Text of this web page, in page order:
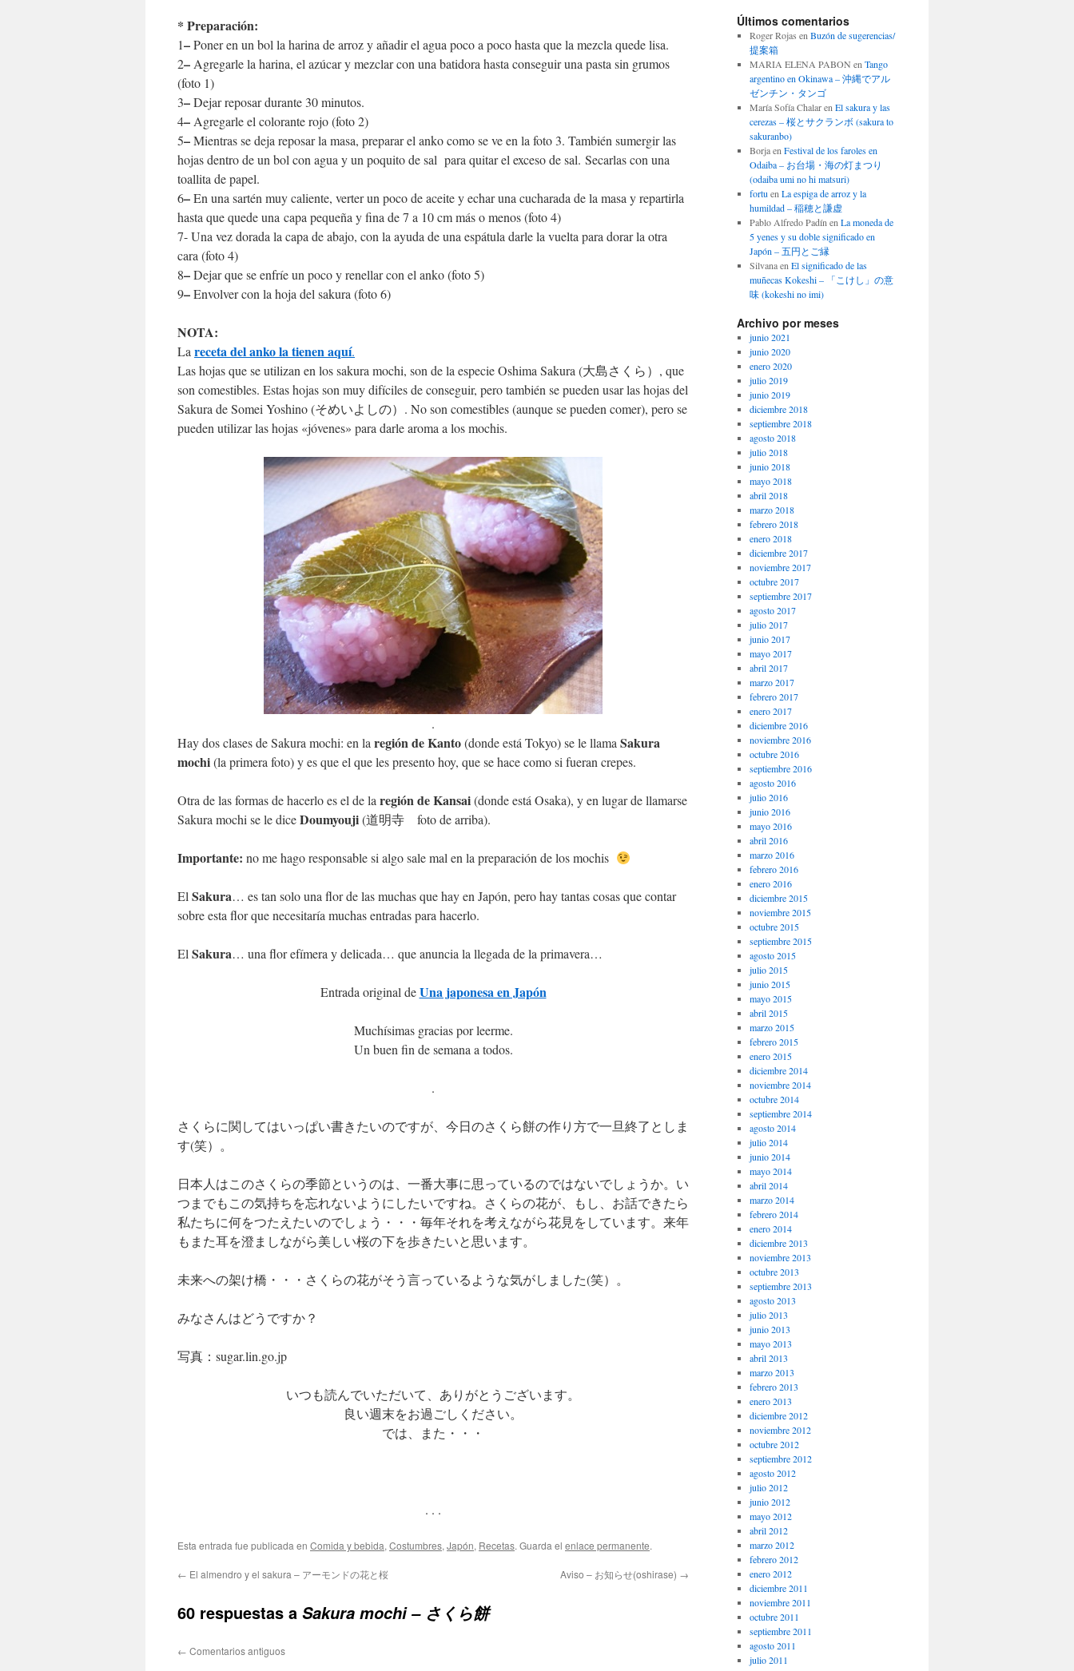
* Preparación:
1–Poner en un bol la harina de arroz y añadir el agua poco a poco hasta que la mezcla quede lisa.
2– Agregarle la harina, el azúcar y mezclar con una batidora hasta conseguir una pasta sin grumos
(foto 1)
3–Dejar reposar durante 30 minutos.
4– Agregarle el colorante rojo (foto 2)
5–Mientras se deja reposar la masa, preparar el anko como se ve en la foto 3. También sumergir las
hojas dentro de un bol con agua y un poquito de sal para quitar el exceso de sal. Secarlas con una
toallita de papel.
6–En una sartén muy caliente, verter un poco de aceite y echar una cucharada de la masa y repartirla
hasta que quede una capa pequeña y fina de 7 a 10 cm más o menos (foto 4)
7- Una vez dorada la capa de abajo, con la ayuda de una espátula darle la vuelta para dorar la otra
cara (foto 4)
8–Dejar que se enfríe un poco y renellar con el anko (foto 5)
9–Envolver con la hoja del sakura (foto 6)
NOTA:
La receta del anko la tienen aquí.
Las hojas que se utilizan en los sakura mochi, son de la especie Oshima Sakura (大島さくら）, que
son comestibles. Estas hojas son muy difíciles de conseguir, pero también se pueden usar las hojas del
Sakura de Somei Yoshino (そめいよしの）. No son comestibles (aunque se pueden comer), pero se
pueden utilizar las hojas «jóvenes» para darle aroma a los mochis.
.
Hay dos clases de Sakura mochi: en la región de Kanto(donde está Tokyo) se le llama Sakura
mochi(la primera foto) y es que el que les presento hoy, que se hace como si fueran crepes.
Otra de las formas de hacerlo es el de la región de Kansai(donde está Osaka), y en lugar de llamarse
Sakura mochi se le diceDoumyouji(道明寺 foto de arriba).
Importante: no me hago responsable si algo sale mal en la preparación de los mochis
El Sakura… es tan solo una flor de las muchas que hay en Japón, pero hay tantas cosas que contar
sobre esta flor que necesitaría muchas entradas para hacerlo.
El Sakura… una flor efímera y delicada… que anuncia la llegada de la primavera…
Entrada original deUna japonesa en Japón
Muchísimas gracias por leerme.
Un buen fin de semana a todos.
.
さくらに関してはいっぱい書きたいのですが、今日のさくら餅の作り方で一旦終了としま
す(笑）。
日本人はこのさくらの季節というのは、一番大事に思っているのではないでしょうか。い
つまでもこの気持ちを忘れないようにしたいですね。さくらの花が、もし、お話できたら
私たちに何をつたえたいのでしょう・・・毎年それを考えながら花見をしています。来年
もまた耳を澄ましながら美しい桜の下を歩きたいと思います。
未来への架け橋・・・さくらの花がそう言っているような気がしました(笑）。
みなさんはどうですか？
写真：sugar.lin.go.jp
いつも読んでいただいて、ありがとうございます。
良い週末をお過ごしください。
では、また・・・
. . .
Esta entrada fue publicada en Comida y bebida, Costumbres, Japón, Recetas. Guarda el enlace permanente.
← El almendro y el sakura – アーモンドの花と桜 Aviso – お知らせ(oshirase) →
60 respuestas a Sakura mochi – さくら餅
← Comentarios antiguos
Últimos comentarios
Roger Rojas en Buzón de sugerencias/
提案箱
MARIA ELENA PABON en Tango
argentino en Okinawa – 沖縄でアル
ゼンチン・タンゴ
María Sofía Chalaren El sakura y las
cerezas – 桜とサクランボ (sakura to
sakuranbo)
Borjaen Festival de los faroles en
Odaiba – お台場・海の灯まつり
(odaiba umi no hi matsuri)
fortu en La espiga de arroz y la
humildad – 稲穂と謙虚
Pablo Alfredo Padín en La moneda de
5 yenes y su doble significado en
Japón – 五円とご縁
Silvanaen El significado de las
muñecas Kokeshi – 「こけし」の意
味 (kokeshi no imi)
Archivo por meses
junio 2021
junio 2020
enero 2020
julio 2019
junio 2019
diciembre 2018
septiembre 2018
agosto 2018
julio 2018
junio 2018
mayo 2018
abril 2018
marzo 2018
febrero 2018
enero 2018
diciembre 2017
noviembre 2017
octubre 2017
septiembre 2017
agosto 2017
julio 2017
junio 2017
mayo 2017
abril 2017
marzo 2017
febrero 2017
enero 2017
diciembre 2016
noviembre 2016
octubre 2016
septiembre 2016
agosto 2016
julio 2016
junio 2016
mayo 2016
abril 2016
marzo 2016
febrero 2016
enero 2016
diciembre 2015
noviembre 2015
octubre 2015
septiembre 2015
agosto 2015
julio 2015
junio 2015
mayo 2015
abril 2015
marzo 2015
febrero 2015
enero 2015
diciembre 2014
noviembre 2014
octubre 2014
septiembre 2014
agosto 2014
julio 2014
junio 2014
mayo 2014
abril 2014
marzo 2014
febrero 2014
enero 2014
diciembre 2013
noviembre 2013
octubre 2013
septiembre 2013
agosto 2013
julio 2013
junio 2013
mayo 2013
abril 2013
marzo 2013
febrero 2013
enero 2013
diciembre 2012
noviembre 2012
octubre 2012
septiembre 2012
agosto 2012
julio 2012
junio 2012
mayo 2012
abril 2012
marzo 2012
febrero 2012
enero 2012
diciembre 2011
noviembre 2011
octubre 2011
septiembre 2011
agosto 2011
julio 2011